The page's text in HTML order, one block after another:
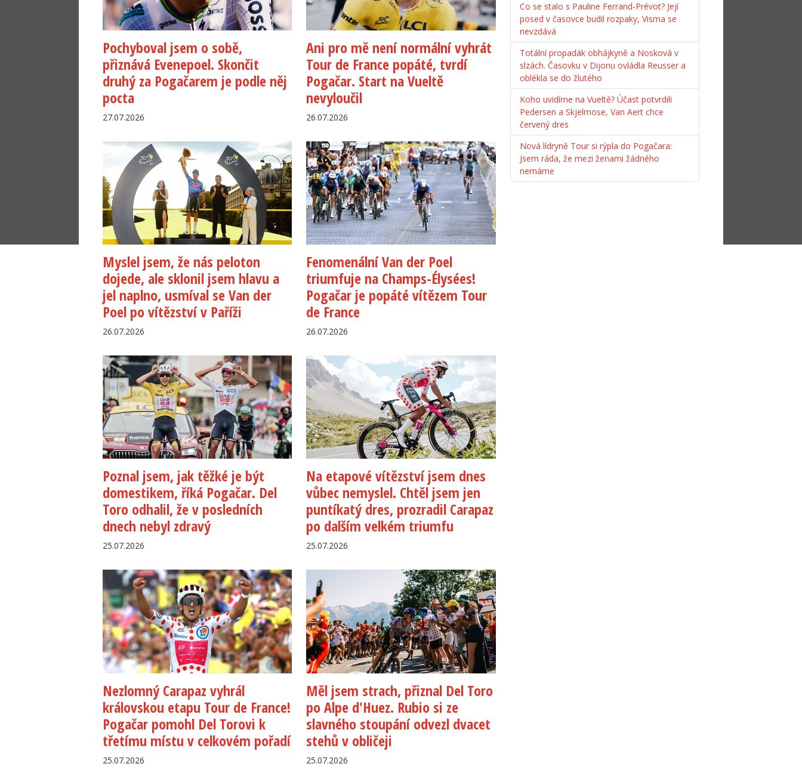
Pochyboval jsem o sobě,
přiznává Evenepoel. Skončit
druhý za Pogačarem je podle něj
pocta
27.07.2026
Ani pro mě není normální vyhrát
Tour de France popáté, tvrdí
Pogačar. Start na Vueltě
nevyloučil
26.07.2026
Myslel jsem, že nás peloton
dojede, ale sklonil jsem hlavu a
jel naplno, usmíval se Van der
Poel po vítězství v Paříži
26.07.2026
Fenomenální Van der Poel
triumfuje na Champs-Élysées!
Pogačar je popáté vítězem Tour
de France
26.07.2026
Poznal jsem, jak těžké je být
domestikem, říká Pogačar. Del
Toro odhalil, že v posledních
dnech nebyl zdravý
25.07.2026
Na etapové vítězství jsem dnes
vůbec nemyslel. Chtěl jsem jen
puntíkatý dres, prozradil Carapaz
po dalším velkém triumfu
25.07.2026
Nezlomný Carapaz vyhrál
královskou etapu Tour de France!
Pogačar pomohl Del Torovi k
třetímu místu v celkovém pořadí
25.07.2026
Měl jsem strach, přiznal Del Toro
po Alpe d'Huez. Rubio si ze
slavného stoupání odvezl dvacet
stehů v obličeji
25.07.2026
Co se stalo s Pauline Ferrand-Prévot? Její
posed v časovce budil rozpaky, Visma se
nevzdává
Totální propadák obhájkyně a Nosková v
slzách. Časovku v Dijonu ovládla Reusser a
oblékla se do žlutého
Koho uvidíme na Vueltě? Účast potvrdili
Pedersen a Skjelmose, Van Aert chce
červený dres
Nová lídryně Tour si rýpla do Pogačara:
Jsem ráda, že mezi ženami žádného
nemáme